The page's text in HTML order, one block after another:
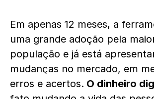
Em apenas 12 meses, a
uma grande adoção pela
população e já está
mudanças no mercado, em
erros e acertos. O dinheiro